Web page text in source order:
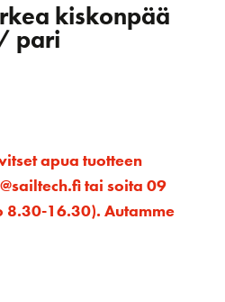
kiskonpää
pari
apua tuotteen
tai soita 09
16.30). Autamme